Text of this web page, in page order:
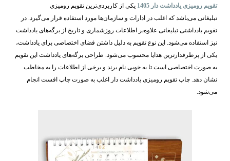
تقویم رومیزی یادداشت دار 1405
یکی از کاربردی‌ترین تقویم رومیزی
تبلیغاتی می‌باشد که اغلب در ادارات و سازمان‌ها مورد استفاده قرار می‌گیرد. در
تقویم یادداشتی تبلیغاتی علاوه‌بر اطلاعات روزشماری و تاریخ از برگه‌های یادداشت
نیز استفاده می‌شود. این نوع تقویم به دلیل داشتن فضای اختصاصی برای یادداشت،
یکی از پرطرفدارترین هدایا محسوب می‌شود. طراحی برگه‌های یادداشت این تقویم
به صورت اختصاصی است تا به خوبی نام برند و برخی از اطلاعات را به مخاطب
نشان دهد. چاپ تقویم رومیزی یادداشت دار اغلب به صورت چاپ افست انجام
می‌شود.